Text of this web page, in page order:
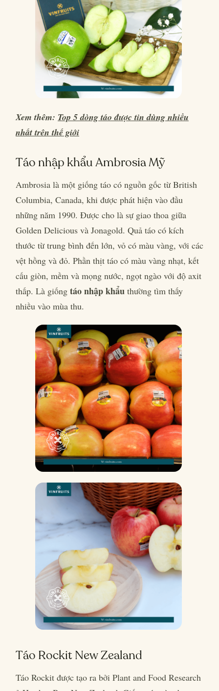
Xem thêm: Top 5 dòng táo được tin dùng nhiều
nhất trên thế giới
Táo nhập khẩu Ambrosia Mỹ
Ambrosia là một giống táo có nguồn gốc từ British
Columbia, Canada, khi được phát hiện vào đầu
những năm 1990. Được cho là sự giao thoa giữa
Golden Delicious và Jonagold. Quả táo có kích
thước từ trung bình đến lớn, vỏ có màu vàng, với các
vệt hồng và đỏ. Phần thịt táo có màu vàng nhạt, kết
cấu giòn, mềm và mọng nước, ngọt ngào với độ axit
thấp. Là giống táo nhập khẩu thường tìm thấy
nhiều vào mùa thu.
Táo Rockit New Zealand
Táo Rockit được tạo ra bởi Plant and Food Research